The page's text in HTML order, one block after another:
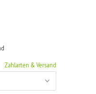
Zahlarten & Versand